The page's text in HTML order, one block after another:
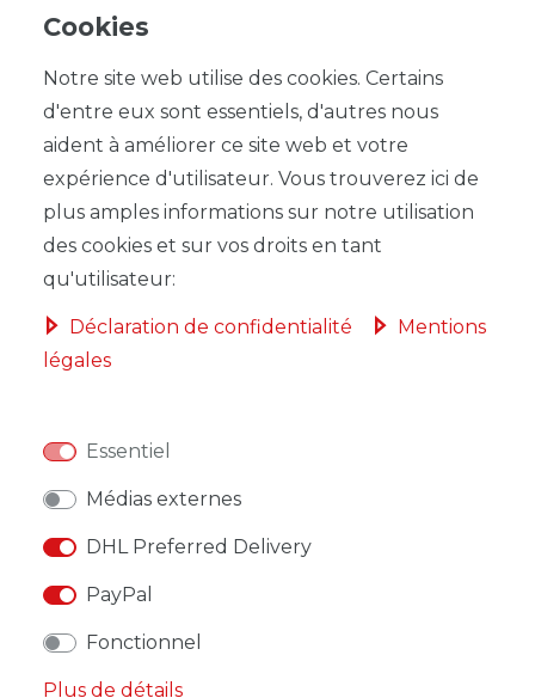
28,29 EUR*
Contenu1
* avec TVA horsFrais de livraison
Cookies
Notre site web utilise des cookies. Certains
d'entre eux sont essentiels, d'autres nous
aident à améliorer ce site web et votre
expérience d'utilisateur. Vous trouverez ici de
plus amples informations sur notre utilisation
des cookies et sur vos droits en tant
qu'utilisateur:
Déclaration de confidentialité
Mentions
légales
Essentiel
Médias externes
DHL Preferred Delivery
PayPal
Fonctionnel
Plus de détails